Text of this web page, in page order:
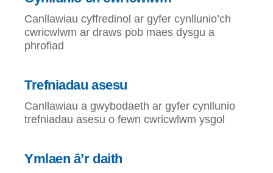
Canllawiau cyffredinol ar gyfer cynllunio’ch
cwricwlwm ar draws pob maes dysgu a
phrofiad
Trefniadau asesu
Canllawiau a gwybodaeth ar gyfer cynllunio
trefniadau asesu o fewn cwricwlwm ysgol
Ymlaen â’r daith